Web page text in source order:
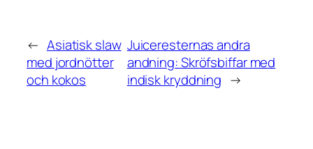
← Asiatisk slaw
med jordnötter
och kokos
Juiceresternas andra
andning: Skröfsbiffar med
indisk kryddning →